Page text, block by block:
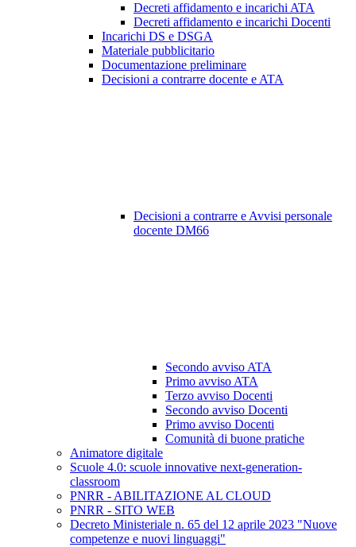
Decreti affidamento e incarichi ATA
Decreti affidamento e incarichi Docenti
Incarichi DS e DSGA
Materiale pubblicitario
Documentazione preliminare
Decisioni a contrarre docente e ATA
Decisioni a contrarre e Avvisi personale
docente DM66
Secondo avviso ATA
Primo avviso ATA
Terzo avviso Docenti
Secondo avviso Docenti
Primo avviso Docenti
Comunità di buone pratiche
Animatore digitale
Scuole 4.0: scuole innovative next-generation-
classroom
PNRR - ABILITAZIONE AL CLOUD
PNRR - SITO WEB
Decreto Ministeriale n. 65 del 12 aprile 2023 "Nuove
competenze e nuovi linguaggi"